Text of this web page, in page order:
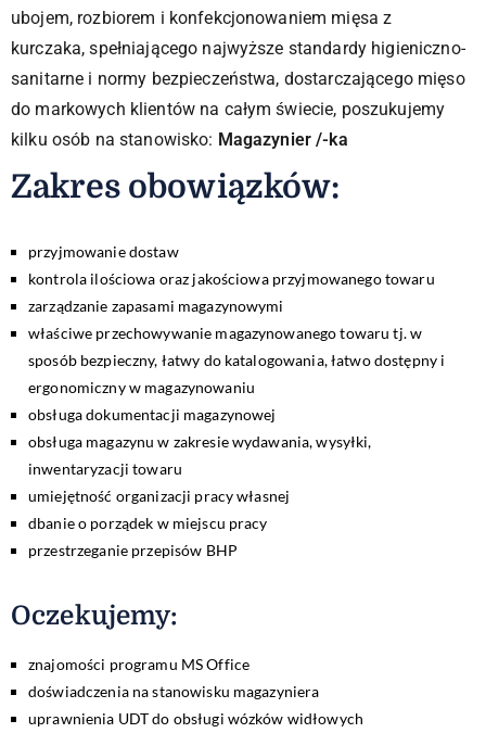
ubojem, rozbiorem i konfekcjonowaniem mięsa z
kurczaka, spełniającego najwyższe standardy higieniczno-
sanitarne i normy bezpieczeństwa, dostarczającego mięso
do markowych klientów na całym świecie, poszukujemy
kilku osób na stanowisko: Magazynier /-ka
Zakres obowiązków:​
przyjmowanie dostaw
kontrola ilościowa oraz jakościowa przyjmowanego towaru
zarządzanie zapasami magazynowymi
właściwe przechowywanie magazynowanego towaru tj. w
sposób bezpieczny, łatwy do katalogowania, łatwo dostępny i
ergonomiczny w magazynowaniu
obsługa dokumentacji magazynowej
obsługa magazynu w zakresie wydawania, wysyłki,
inwentaryzacji towaru
umiejętność organizacji pracy własnej
dbanie o porządek w miejscu pracy
przestrzeganie przepisów BHP
Oczekujemy:
znajomości programu MS Office
doświadczenia na stanowisku magazyniera
uprawnienia UDT do obsługi wózków widłowych